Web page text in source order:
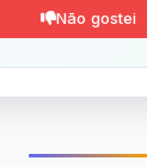
Não gostei